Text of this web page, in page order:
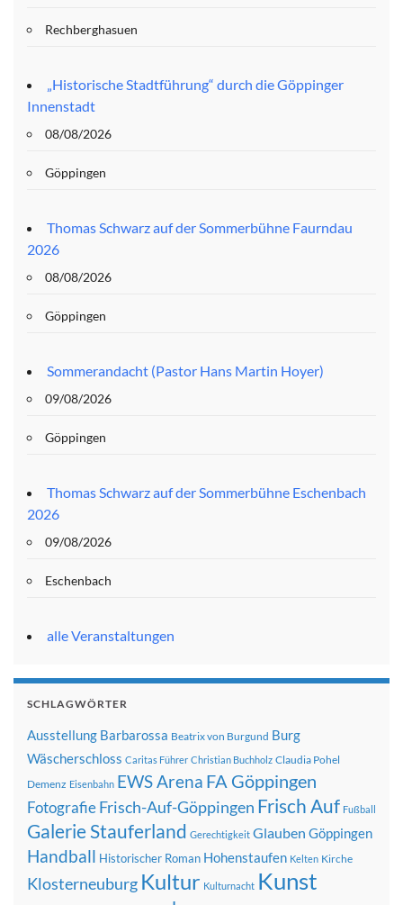
Rechberghasuen
„Historische Stadtführung“ durch die Göppinger
Innenstadt
08/08/2026
Göppingen
Thomas Schwarz auf der Sommerbühne Faurndau
2026
08/08/2026
Göppingen
Sommerandacht (Pastor Hans Martin Hoyer)
09/08/2026
Göppingen
Thomas Schwarz auf der Sommerbühne Eschenbach
2026
09/08/2026
Eschenbach
alle Veranstaltungen
SCHLAGWÖRTER
Ausstellung Barbarossa Beatrix von Burgund Burg
Wäscherschloss Caritas Führer Christian Buchholz Claudia Pohel
Demenz Eisenbahn EWS Arena FA Göppingen
FotografieFrisch-Auf-Göppingen Frisch Auf Fußball
Galerie Stauferland Gerechtigkeit Glauben Göppingen
Handball Historischer Roman Hohenstaufen Kelten Kirche
Klosterneuburg Kultur Kulturnacht Kunst